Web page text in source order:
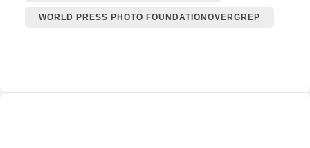
WORLD PRESS PHOTO FOUNDATIONOVERGREP